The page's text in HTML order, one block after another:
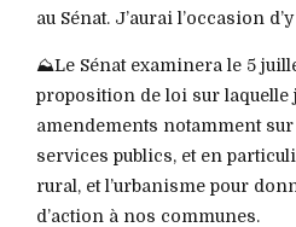
au Sénat. J’aurai l’occasion
⛰️Le Sénat examinera le 5
proposition de loi sur laquelle
amendements notamment sur
services publics, et en
rural, et l’urbanisme pour
d’action à nos communes.